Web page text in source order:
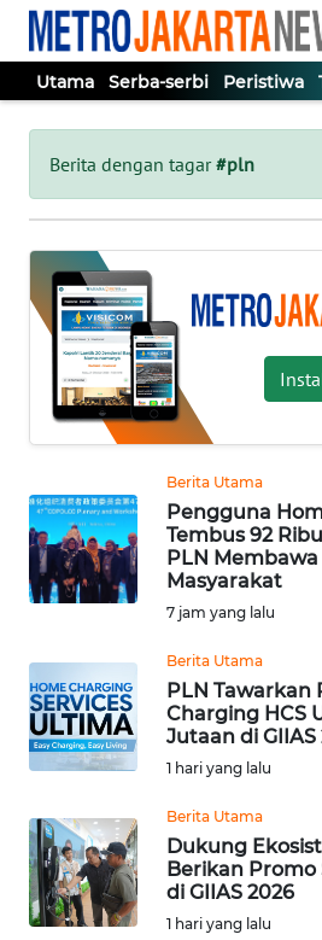
Utama Serba-serbi Peristiwa
Berita dengan tagar#pln
Berita Utama
Pengguna
Tembus 92
PLN
Masyarakat
7 jam yang lalu
Berita Utama
PLN Tawarkan
Charging HCS
Jutaan di GIIAS
1 hari yang lalu
Berita Utama
Dukung
Berikan Promo
di GIIAS 2026
1 hari yang lalu
Tutup
UTAMA
SERBA-
SERBI
PERISTIWA
TOKOH
OPINI
Informasi
BERITA
KONTAK
KAMI
INFO
IKLAN
TENTANG
KAMI